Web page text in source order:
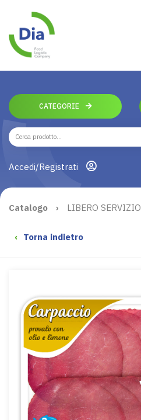
CATEGORIE
Accedi/Registrati
Catalogo › LIBERO SERVIZIO
‹ Torna indietro